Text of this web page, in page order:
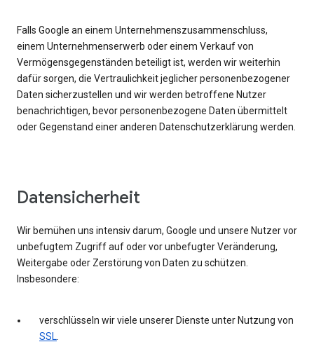
Falls Google an einem Unternehmenszusammenschluss,
einem Unternehmenserwerb oder einem Verkauf von
Vermögensgegenständen beteiligt ist, werden wir weiterhin
dafür sorgen, die Vertraulichkeit jeglicher personenbezogener
Daten sicherzustellen und wir werden betroffene Nutzer
benachrichtigen, bevor personenbezogene Daten übermittelt
oder Gegenstand einer anderen Datenschutzerklärung werden.
Datensicherheit
Wir bemühen uns intensiv darum, Google und unsere Nutzer vor
unbefugtem Zugriff auf oder vor unbefugter Veränderung,
Weitergabe oder Zerstörung von Daten zu schützen.
Insbesondere:
verschlüsseln wir viele unserer Dienste unter Nutzung von
SSL.